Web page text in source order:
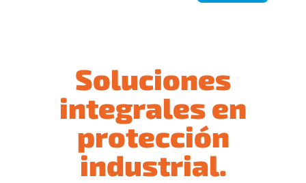
Soluciones
integrales en
protección
industrial.